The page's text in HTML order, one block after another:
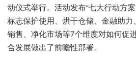
动仪式举行。活动发布“七大行动方
标志保护使用、烘干仓储、金融助
销售、净化市场等7个维度对如何促
合发展做出了前瞻性部署。